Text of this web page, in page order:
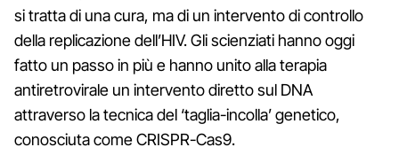
si tratta di una cura, ma di un intervento di controllo
della replicazione dell’HIV. Gli scienziati hanno oggi
fatto un passo in più e hanno unito alla terapia
antiretrovirale un intervento diretto sul DNA
attraverso la tecnica del ‘taglia-incolla’ genetico,
conosciuta come CRISPR-Cas9.